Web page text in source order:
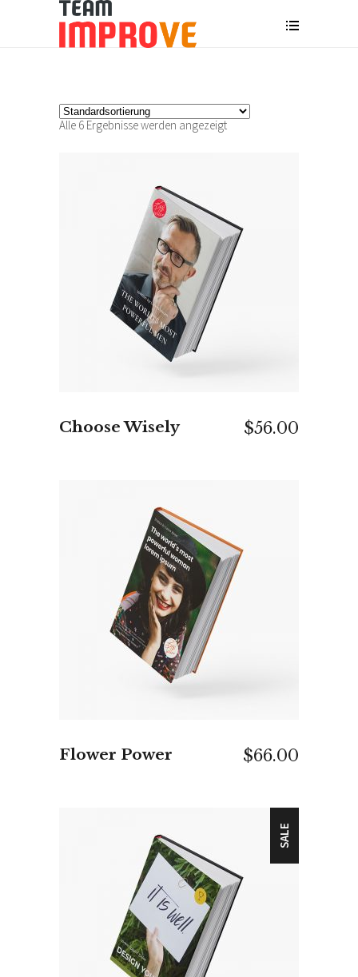
Alle 6 Ergebnisse werden angezeigt
IN DEN WARENKORB
Choose Wisely $56.00
IN DEN WARENKORB
Flower Power $66.00
SALE
IN DEN WARENKORB